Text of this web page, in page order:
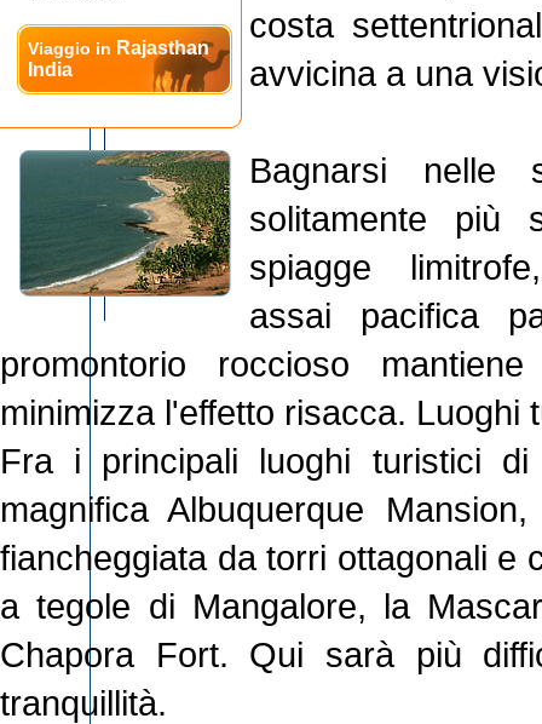
Viaggio in Rajasthan
India
costa
avvicina a una
Bagnarsi
solitamente più
spiagge
assai pacifica
promontorio roccioso
minimizza l'effetto risacca. Luoghi
Fra i principali luoghi turistici di
magnifica Albuquerque
fiancheggiata da torri ottagonali e
a tegole di Mangalore, la
Chapora Fort. Qui sarà più
tranquillità.